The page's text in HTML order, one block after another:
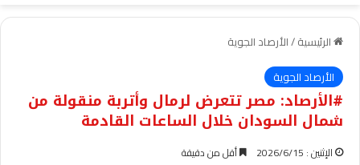
الرئيسية/الأرصاد الجوية
الأرصاد الجوية
#الأرصاد: مصر تتعرض لرمال وأتربة منقولة من
شمال السودان خلال الساعات القادمة
الإثنين : 2026/6/15 أقل من دقيقة